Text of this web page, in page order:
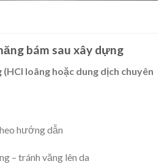
bám sau xây dựng
loãng hoặc dung dịch chuyên
hướng dẫn
– tránh văng lên da